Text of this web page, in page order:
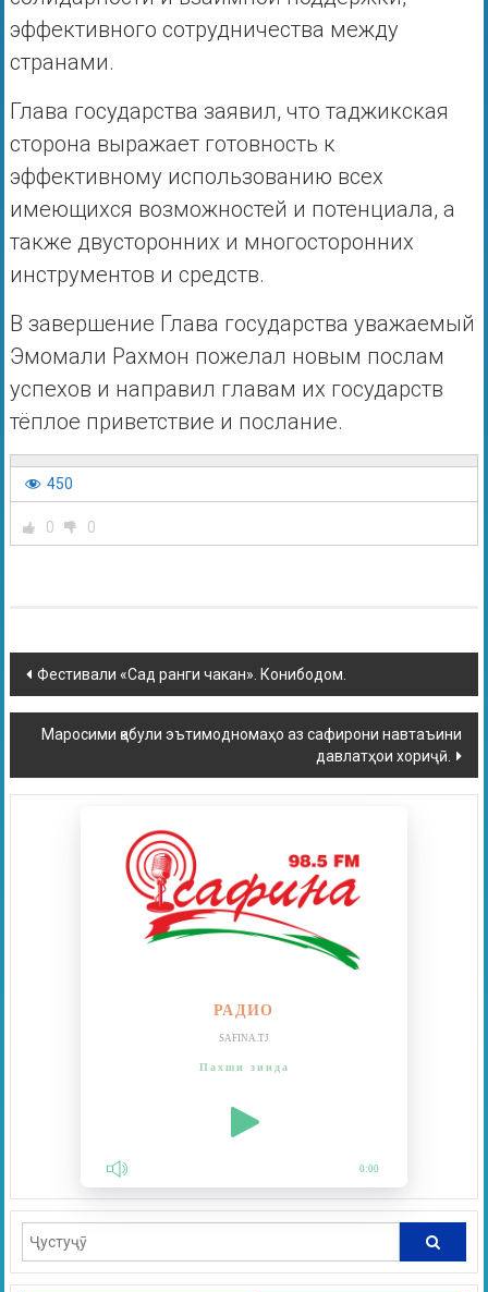
эффективного сотрудничества между
странами.
Глава государства заявил, что таджикская
сторона выражает готовность к
эффективному использованию всех
имеющихся возможностей и потенциала, а
также двусторонних и многосторонних
инструментов и средств.
В завершение Глава государства уважаемый
Эмомали Рахмон пожелал новым послам
успехов и направил главам их государств
тёплое приветствие и послание.
450
0 0
Фестивали «Сад ранги чакан». Конибодом.
Маросими қабули эътимодномаҳо аз сафирони навтаъини
давлатҳои хориҷӣ.
РАДИО
SAFINA.TJ
Пахши зинда
0:00